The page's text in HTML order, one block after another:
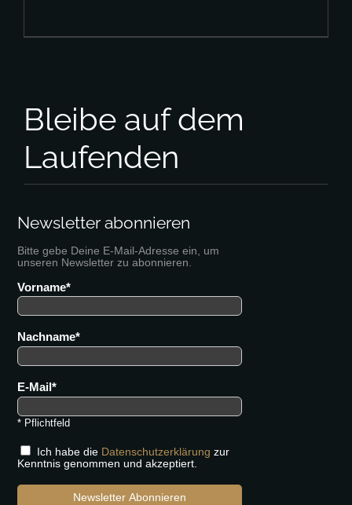
Bleibe auf dem
Laufenden
Newsletter abonnieren
Bitte gebe Deine E-Mail-Adresse ein, um
unseren Newsletter zu abonnieren.
Vorname
Nachname
E-Mail
* Pflichtfeld
Ich habe die Datenschutzerklärung zur
Kenntnis genommen und akzeptiert.
Newsletter Abonnieren